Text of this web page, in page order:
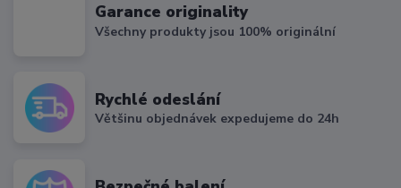
Garance originality
Všechny produkty jsou 100% originální
Rychlé odeslání
Většinu objednávek expedujeme do 24h